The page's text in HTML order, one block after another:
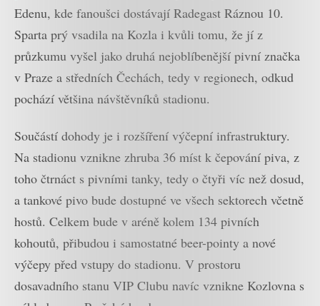
Edenu, kde fanoušci dostávají Radegast Ráznou 10.
Sparta prý vsadila na Kozla i kvůli tomu, že jí z
průzkumu vyšel jako druhá nejoblíbenější pivní značka
v Praze a středních Čechách, tedy v regionech, odkud
pochází většina návštěvníků stadionu.
Součástí dohody je i rozšíření výčepní infrastruktury.
Na stadionu vznikne zhruba 36 míst k čepování piva, z
toho čtrnáct s pivními tanky, tedy o čtyři víc než dosud,
a tankové pivo bude dostupné ve všech sektorech včetně
hostů. Celkem bude v aréně kolem 134 pivních
kohoutů, přibudou i samostatné beer-pointy a nové
výčepy před vstupy do stadionu. V prostoru
dosavadního stanu VIP Clubu navíc vznikne Kozlovna s